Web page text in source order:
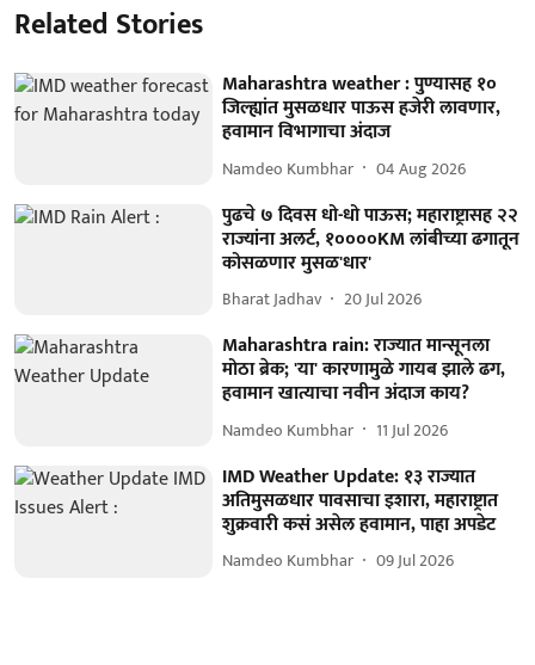
Related Stories
Maharashtra weather : पुण्यासह १०
जिल्ह्यांत मुसळधार पाऊस हजेरी लावणार,
हवामान विभागाचा अंदाज
Namdeo Kumbhar 04 Aug 2026
पुढचे ७ दिवस धो-धो पाऊस; महाराष्ट्रासह २२
राज्यांना अलर्ट, १००००KM लांबीच्या ढगातून
कोसळणार मुसळ'धार'
Bharat Jadhav 20 Jul 2026
Maharashtra rain: राज्यात मान्सूनला
मोठा ब्रेक; 'या' कारणामुळे गायब झाले ढग,
हवामान खात्याचा नवीन अंदाज काय?
Namdeo Kumbhar 11 Jul 2026
IMD Weather Update: १३ राज्यात
अतिमुसळधार पावसाचा इशारा, महाराष्ट्रात
शुक्रवारी कसं असेल हवामान, पाहा अपडेट
Namdeo Kumbhar 09 Jul 2026